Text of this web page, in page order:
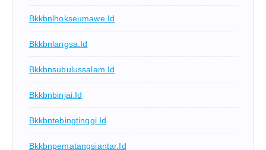
Bkkbnlhokseumawe.id
Bkkbnlangsa.id
Bkkbnsubulussalam.id
Bkkbnbinjai.id
Bkkbntebingtinggi.id
Bkkbnpematangsiantar.id